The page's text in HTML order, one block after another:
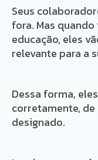
Seus
fora. Mas
educação, eles
relevante para a
Dessa forma,
corretamente,
designado.